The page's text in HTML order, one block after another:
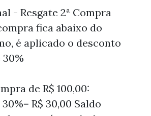
- Resgate 2ª Compra
fica abaixo do
é aplicado o desconto
de R$ 100,00:
30%= R$ 30,00 Saldo